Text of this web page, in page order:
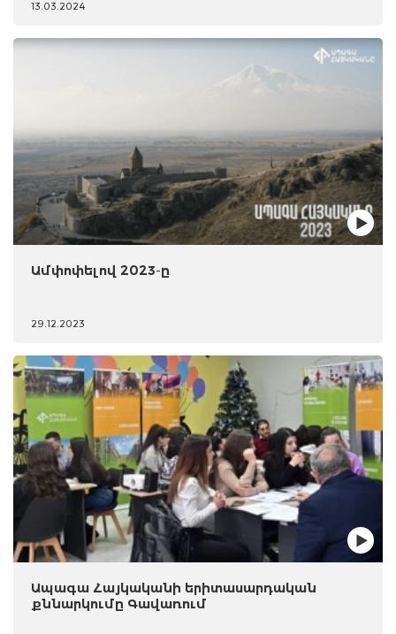
13.03.2024
Ամփոփելով 2023-ը
29.12.2023
Ապագա Հայկականի երիտասարդական
քննարկումը Գավառում